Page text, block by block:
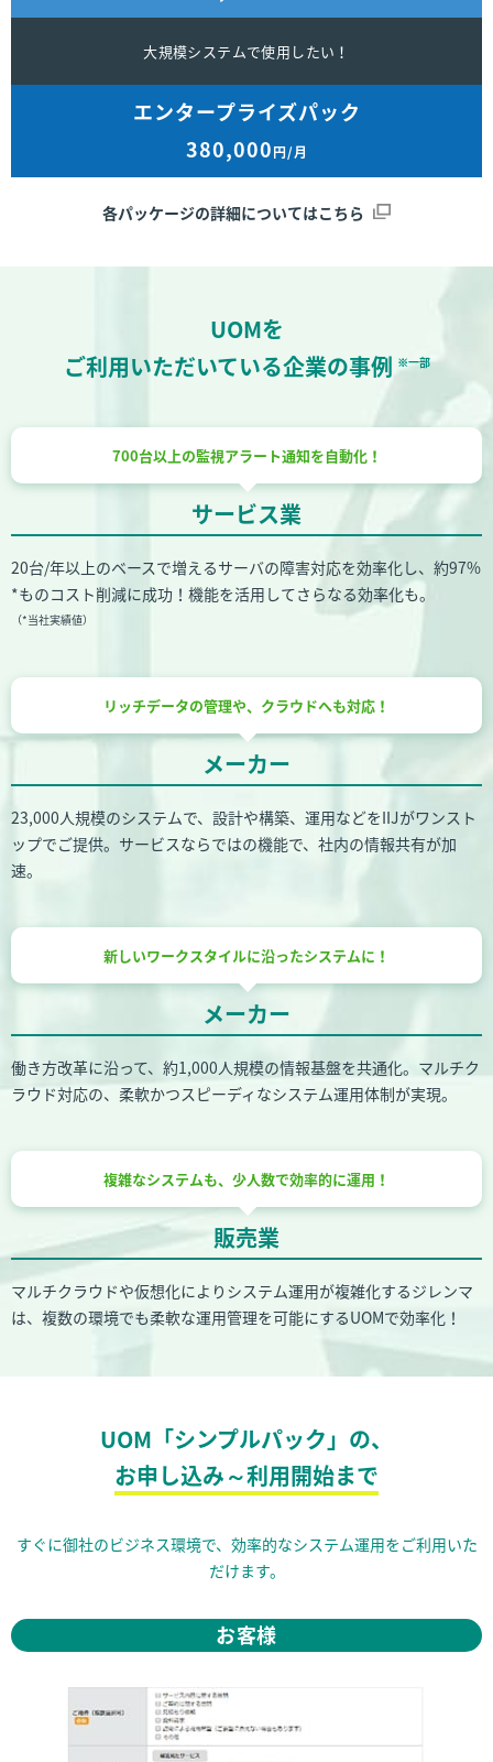
大規模システムで使用したい！
エンタープライズパック
380,000円/月
各パッケージの詳細についてはこちら
UOMを
ご利用いただいている企業の事例 ※一部
700台以上の監視アラート通知を自動化！
サービス業
20台/年以上のベースで増えるサーバの障害対応を効率化し、約97%
*ものコスト削減に成功！機能を活用してさらなる効率化も。
（*当社実績値）
リッチデータの管理や、 クラウドへも対応！
メーカー
23,000人規模のシステムで、設計や構築、運用などをIIJがワンスト
ップでご提供。サービスならではの機能で、社内の情報共有が加
速。
新しいワークスタイルに沿ったシステムに！
メーカー
働き方改革に沿って、約1,000人規模の情報基盤を共通化。マルチク
ラウド対応の、柔軟かつスピーディなシステム運用体制が実現。
複雑なシステムも、 少人数で効率的に運用！
販売業
マルチクラウドや仮想化によりシステム運用が複雑化するジレンマ
は、複数の環境でも柔軟な運用管理を可能にするUOMで効率化！
UOM「シンプルパック」の、
お申し込み～利用開始まで
すぐに御社のビジネス環境で、効率的なシステム運用をご利用いた
だけます。
お客様